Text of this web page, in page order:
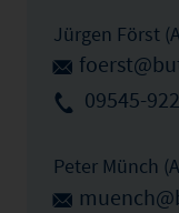
Jürgen Först
09545-
Peter Münch